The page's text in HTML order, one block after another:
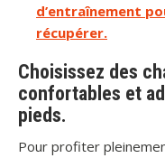
d’entraînement
récupérer.
Choisissez des
confortables et
pieds.
Pour profiter